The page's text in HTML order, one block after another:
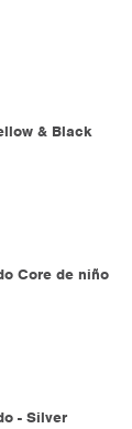
& Black
Core de niño
- Silver